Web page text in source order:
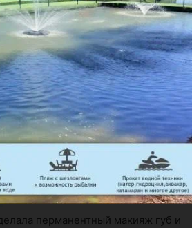
на замену украшения и
отношение к клиентам. Очень
белая
Пирсинг
перманентный макияж губ и